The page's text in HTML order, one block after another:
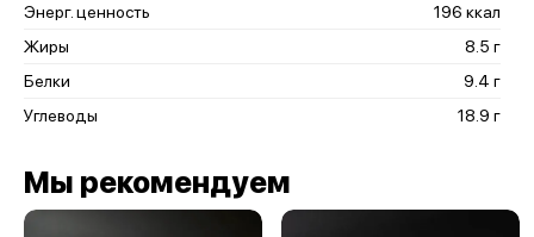
Энерг. ценность
196 ккал
Жиры
8.5 г
Белки
9.4 г
Углеводы
18.9 г
Мы рекомендуем